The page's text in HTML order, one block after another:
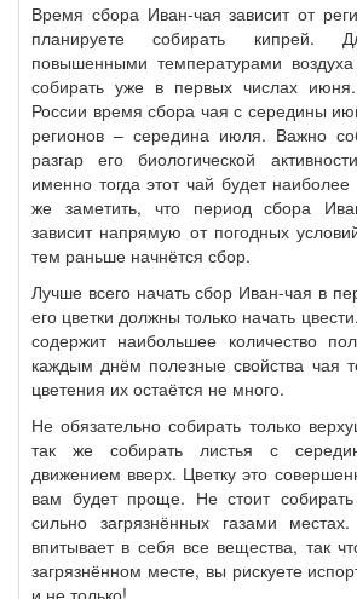
Время сбора Иван-чая зависит от
планируете собирать кипрей.
повышенными температурами
собирать уже в первых числах
России время сбора чая с середины
регионов – середина июля. Важно
разгар его биологической
именно тогда этот чай будет
же заметить, что период сбора
зависит напрямую от погодных
тем раньше начнётся сбор.
Лучше всего начать сбор Иван-чая в
его цветки должны только начать
содержит наибольшее количество
каждым днём полезные свойства чая
цветения их остаётся не много.
Не обязательно собирать только
так же собирать листья с
движением вверх. Цветку это
вам будет проще. Не стоит
сильно загрязнённых газами
впитывает в себя все вещества, так
загрязнённом месте, вы рискуете